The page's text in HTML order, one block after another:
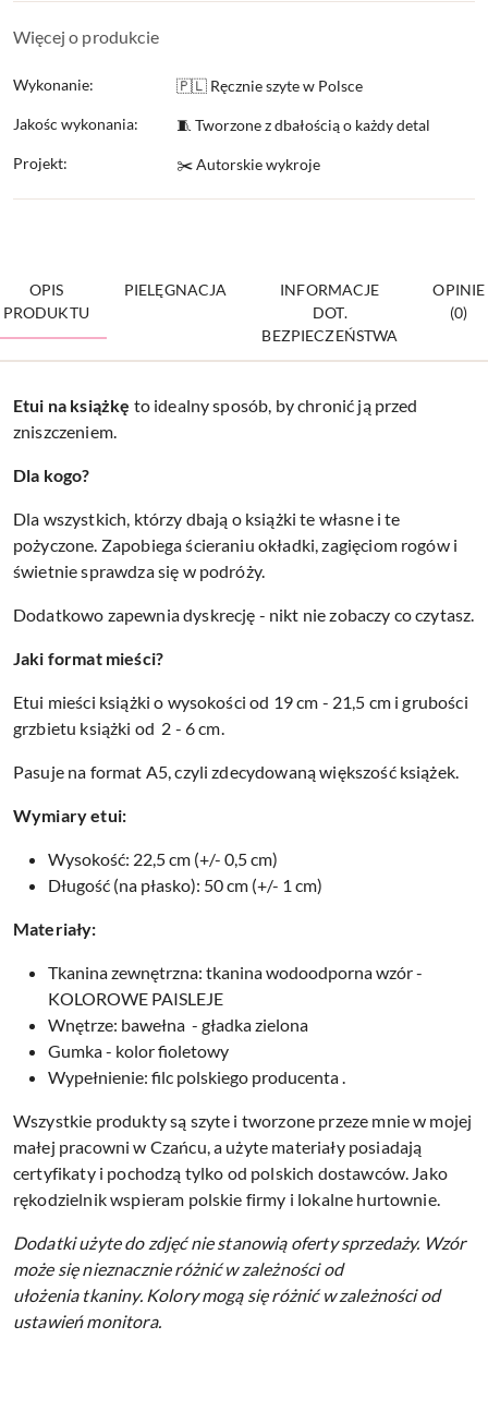
Więcej o produkcie
Wykonanie: 🇵🇱 Ręcznie szyte w Polsce
Jakośc wykonania: 🧵 Tworzone z dbałością o każdy detal
Projekt: ✂️ Autorskie wykroje
OPIS
PRODUKTU
PIELĘGNACJA
INFORMACJE
DOT.
BEZPIECZEŃSTWA
OPINIE
(0)
Etui na książkę to idealny sposób, by chronić ją przed
zniszczeniem.
Dla kogo?
Dla wszystkich, którzy dbają o książki te własne i te
pożyczone. Zapobiega ścieraniu okładki, zagięciom rogów i
świetnie sprawdza się w podróży.
Dodatkowo zapewnia dyskrecję - nikt nie zobaczy co czytasz.
Jaki format mieści?
Etui mieści książki o wysokości od 19 cm - 21,5 cm i grubości
grzbietu książki od 2 - 6 cm.
Pasuje na format A5, czyli zdecydowaną większość książek.
Wymiary etui:
Wysokość: 22,5 cm (+/- 0,5 cm)
Długość (na płasko): 50 cm (+/- 1 cm)
Materiały:
Tkanina zewnętrzna: tkanina wodoodporna wzór -
KOLOROWE PAISLEJE
Wnętrze: bawełna - gładka zielona
Gumka - kolor fioletowy
Wypełnienie: filc polskiego producenta.
Wszystkie produkty są szyte i tworzone przeze mnie w mojej
małej pracowni w Czańcu, a użyte materiały posiadają
certyfikaty i pochodzą tylko od polskich dostawców. Jako
rękodzielnik wspieram polskie firmy i lokalne hurtownie.
Dodatki użyte do zdjęć nie stanowią oferty sprzedaży. Wzór
może się nieznacznie różnić w zależności od
ułożenia tkaniny. Kolory mogą się różnić w zależności od
ustawień monitora.